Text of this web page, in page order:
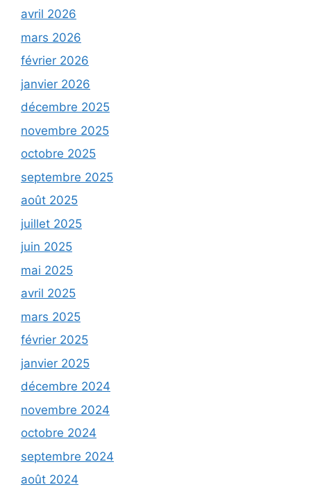
avril 2026
mars 2026
février 2026
janvier 2026
décembre 2025
novembre 2025
octobre 2025
septembre 2025
août 2025
juillet 2025
juin 2025
mai 2025
avril 2025
mars 2025
février 2025
janvier 2025
décembre 2024
novembre 2024
octobre 2024
septembre 2024
août 2024